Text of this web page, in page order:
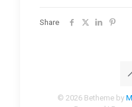
Share
© 2026 Betheme by